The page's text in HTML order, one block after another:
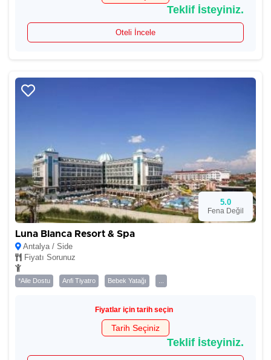
Teklif İsteyiniz.
Oteli İncele
5.0
Fena Değil
Luna Blanca Resort & Spa
Antalya / Side
Fiyatı Sorunuz
*Aile Dostu Anfi Tiyatro Bebek Yatağı
Fiyatlar için tarih seçin
Tarih Seçiniz
Teklif İsteyiniz.